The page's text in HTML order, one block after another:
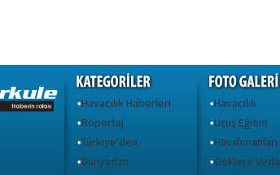
•Havacılık Haberleri
•Röportaj
•Türkiye'den
•Dünyadan
•Havacılık
•Uçuş Eğitim
•Havalimanları
•Göklere Veda